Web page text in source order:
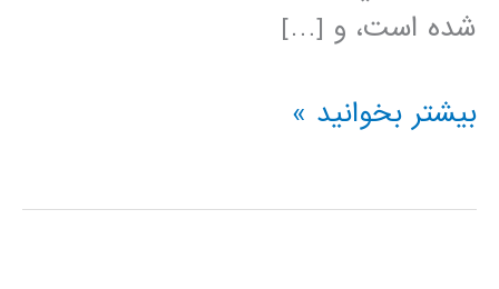
شده است، و […]
دسته
کننده
بیشتر بخوانید »